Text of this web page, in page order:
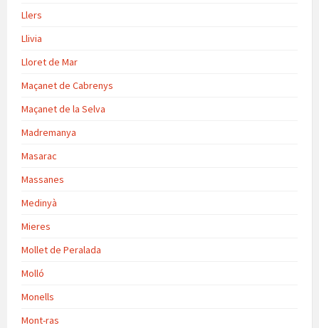
Llers
Llivia
Lloret de Mar
Maçanet de Cabrenys
Maçanet de la Selva
Madremanya
Masarac
Massanes
Medinyà
Mieres
Mollet de Peralada
Molló
Monells
Mont-ras